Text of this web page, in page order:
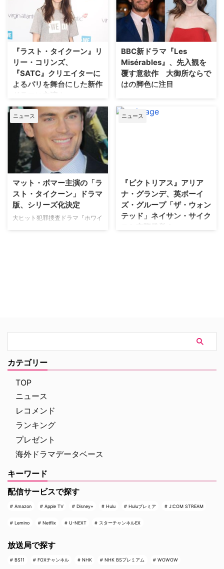
を務めたダーレン・スターが手掛
ける、パリを舞台にした新作ドラ
マ『エミリー、パリへ行く（原
題：Emily In Paris）』が米
Paramount NetworkからNetflix
へプラットフォームを移して配信
開始する…
サムで人好きのするインテリであ
りながら、1970年代に若い女性
たち30人以上を殺したとされる
彼は、裁判が米国で初めてTV中
継されるほどの注目を集めた。そ
んな殺人鬼の物語を、彼に殺され
なかった長年の恋人リズの視点か
ら描く映画『テッド…
『ラスト・タイクーン』リ
リー・コリンズ、
『SATC』クリエイターに
よるパリを舞台にした新作
ドラマに主演！
Netflixの映画『心のカルテ』や、
ロマンチック・コメディ映画『あ
と1センチの恋』などで知られる
リリー・コリンズが、『セック
ス・アンド・ザ・シティ』（以下
『SATC』）のクリエイターが手
掛ける、パリを舞台にした新作ド
ラマ『Emily in Paris（原題）』
に主演することがわかった。米
TV Lineが報じている。 …
BBC新ドラマ『Les
Misérables』、先入観を
覆す意欲作 大御所ならで
はの脚色に注目
レ・ミゼラブルといえば、歌劇や
ミュージカル映画などのイメージ
が強い。しかし原典は19世紀フラ
ニ・シリーズだ。 【関連記事】…
ニュース
マット・ボマー主演の「ラ
スト・タイクーン」ドラマ
版、シリーズ化決定
大ヒット犯罪捜査ドラマ『ホワイ
ニュース
『ビクトリアス』アリア
ナ・グランデ、英ボーイ
ズ・グループ「ザ・ウォン
テッド」ネイサン・サイク
スと交際発覚！
カテゴリー
TOP
ニュース
レコメンド
ランキング
プレゼント
海外ドラマデータベース
キーワード
配信サービスで探す
Amazon Apple TV Disney+ Hulu Huluプレミア J:COM STREAM
Lemino Netflix U-NEXT スターチャンネルEX
放送局で探す
BS11 FOXチャンネル NHK NHK BSプレミアム WOWOW